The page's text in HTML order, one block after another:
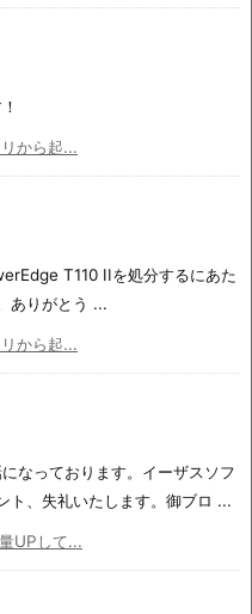
から起...
T110 IIを処分するにあた
ありがとう ...
から起...
なっております。イーザスソフ
ト、失礼いたします。御ブロ ...
UPして...